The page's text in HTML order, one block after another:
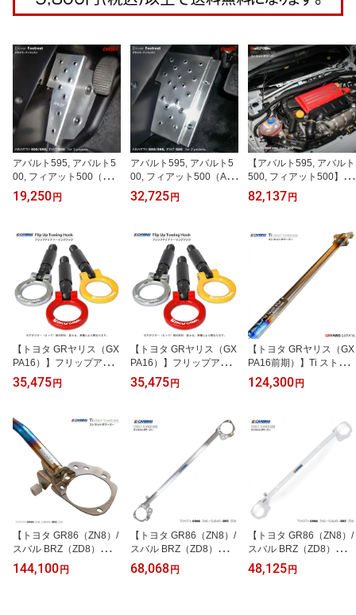
アバルト595, アバルト5
00, フィアット500（MT
3ペダル） アルミ製 ドラ
イバーフットレスト
19,250 円
アバルト595, アバルト5
00, フィアット500（AT
2ペダル用） アルミ製 ド
ライバー フットレスト
32,725 円
【アバルト595, アバルト
500, フィアット500】
【補強パーツ】ストラッ
トタワーバー スチール製
YAMA】
82,137 円
【トヨタ GRヤリス（GX
PA16）】フリップアッ
プトーイングフック（可
倒タイプ牽引フック）フ
35,475 円
【トヨタ GRヤリス（GX
PA16）】フリップアッ
プトーイングフック（可
倒タイプ牽引フック） リ
35,475 円
【トヨタ GRヤリス（GX
PA16前期）】Ti ストラ
ットタワーバー /チタン /
フロント【オクヤマ/CA
124,300 円
【トヨタ GR86（ZN8）/
スバル BRZ（ZD8）】補
強パーツ ストラットタワ
ーバー チタン フロント
144,100 円
【トヨタ GR86（ZN8）/
スバル BRZ（ZD8）】ス
トラットタワーバー /ア
ルミ /フロント（MCS
68,068 円
【トヨタ GR86（ZN8）/
スバル BRZ（ZD8）】ス
トラットタワーバー /ス
チール /フロント（MCS
48,125 円